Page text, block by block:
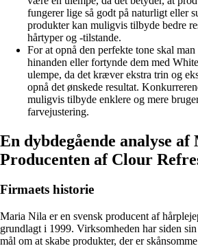
fungerer lige så godt på naturligt eller
produkter kan muligvis tilbyde bedre
hårtyper og -tilstande.
For at opnå den perfekte tone skal
hinanden eller fortynde dem med
ulempe, da det kræver ekstra trin og
opnå det ønskede resultat.
muligvis tilbyde enklere og mere
farvejustering.
En dybdegående analyse
Producenten af Clour
Firmaets historie
Maria Nila er en svensk producent af
grundlagt i 1999. Virksomheden har siden
mål om at skabe produkter, der er